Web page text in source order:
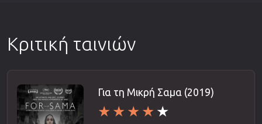
Κριτική ταινιών
Για τη Μικρή Σαμα (2019)